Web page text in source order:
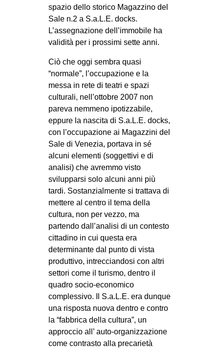
ANTIFASCISMO
DIRITTO ALL’ABITARE
MIGRAZIONI
PRECARIATO
REPRESSIONE
STUDENTI
CULTURE
ARTE
CINEMA
MANIFESTI
MUSICA
RECENSIONI
INTERNAZIONALE
AFRICA
AMERICHE
EUROPA
MEDIO ORIENTE
MONDO
spazio dello storico Magazzino del
Sale n.2 a S.a.L.E. docks.
L’assegnazione dell’immobile ha
validità per i prossimi sette anni.
Ciò che oggi sembra quasi
“normale”, l’occupazione e la
messa in rete di teatri e spazi
culturali, nell’ottobre 2007 non
pareva nemmeno ipotizzabile,
eppure la nascita di S.a.L.E. docks,
con l’occupazione ai Magazzini del
Sale di Venezia, portava in sé
alcuni elementi (soggettivi e di
analisi) che avremmo visto
svilupparsi solo alcuni anni più
tardi. Sostanzialmente si trattava di
mettere al centro il tema della
cultura, non per vezzo, ma
partendo dall’analisi di un contesto
cittadino in cui questa era
determinante dal punto di vista
produttivo, intrecciandosi con altri
settori come il turismo, dentro il
quadro socio-economico
complessivo. Il S.a.L.E. era dunque
una risposta nuova dentro e contro
la “fabbrica della cultura”, un
approccio all’ auto-organizzazione
come contrasto alla precarietà